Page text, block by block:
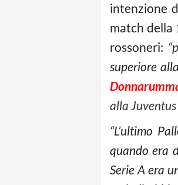
intenzione
match
rossoneri:
superiore
alla
“L’ultimo
quando era
Serie A era